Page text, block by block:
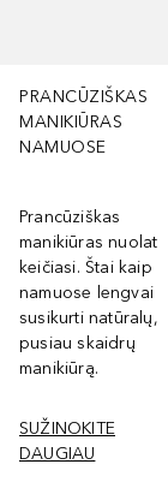
PRANCŪZIŠKAS
MANIKIŪRAS
NAMUOSE
Prancūziškas
manikiūras nuolat
keičiasi. Štai kaip
namuose lengvai
susikurti natūralų,
pusiau skaidrų
manikiūrą.
SUŽINOKITE
DAUGIAU